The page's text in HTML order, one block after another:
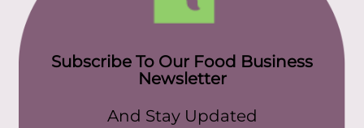
Subscribe To Our Food Business
Newsletter
And Stay Updated